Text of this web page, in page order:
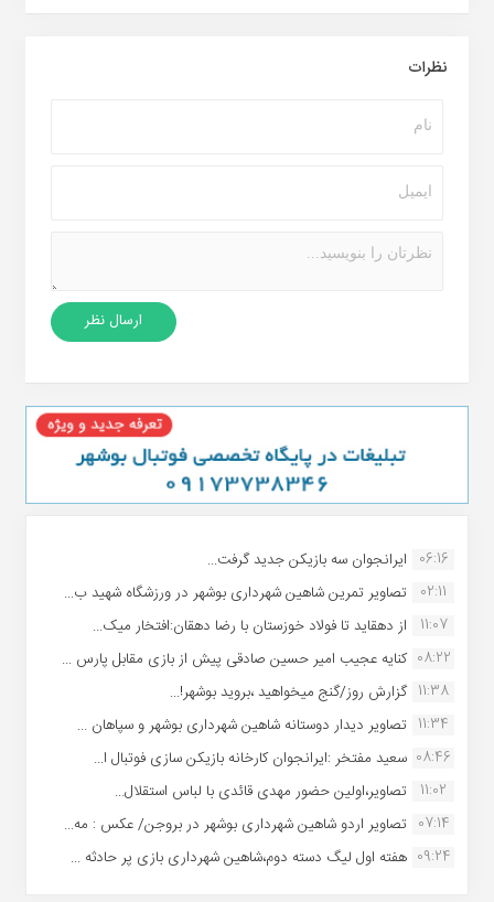
نظرات
06:16 ایرانجوان سه بازیکن جدید گرفت...
02:11
تصاویر تمرین شاهین شهردارى بوشهر در ورزشگاه شهید ب...
11:07
از دهقاید تا فولاد خوزستان با رضا دهقان:افتخار میک...
08:22 کنایه عجیب امیر حسین صادقی پیش از بازی مقابل پارس ...
11:38 گزارش روز/گنج میخواهید ،بروید بوشهر!...
11:34 تصاویر دیدار دوستانه شاهین شهردارى بوشهر و سپاهان ...
08:46 سعید مفتخر :ایرانجوان کارخانه بازیکن سازی فوتبال ا...
11:02
تصاویر،اولین حضور مهدی قائدی با لباس استقلال...
07:14 تصاویر اردو شاهین شهرداری بوشهر در بروجن/ عکس : مه...
09:24 هفته اول لیگ دسته دوم،شاهین شهرداری بازی پر حادثه ...